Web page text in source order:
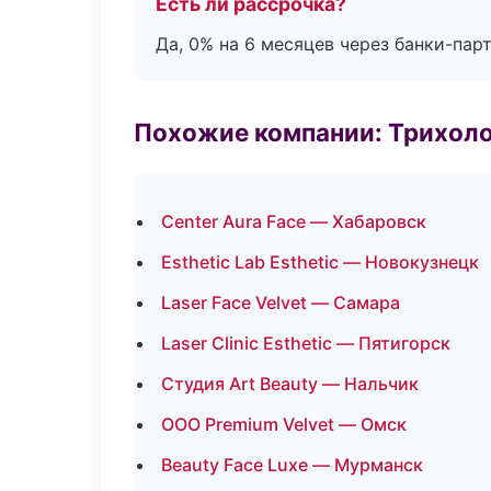
Да, 0% на 6 месяцев через банки-
Похожие компании:
Center Aura Face — Хабаровск
Esthetic Lab Esthetic — Новокузнецк
Laser Face Velvet — Самара
Laser Clinic Esthetic — Пятигорск
Студия Art Beauty — Нальчик
ООО Premium Velvet — Омск
Beauty Face Luxe — Мурманск